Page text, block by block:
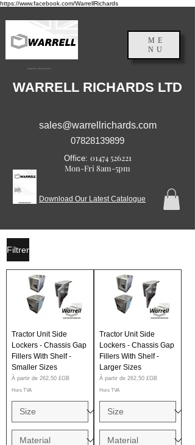
https://www.facebook.com/WarrellRichards
Angleterre, Royaume-Uni
ME
NU
WARRELL RICHARDS LTD
sales@warrellrichards.com
07828139899
Office: 01474 526221
Mon-Fri 8am-5pm
Download Our Latest Catalogue
Filtrer
Tractor Unit Side
Lockers - Chassis Gap
Fillers With Shelf -
Smaller Sizes
À partir de 262,50 £GB
Prix promotionnel
Hors TVA
Tractor Unit Side
Lockers - Chassis Gap
Fillers With Shelf -
Larger Sizes
À partir de 262,50 £GB
Prix promotionnel
Hors TVA